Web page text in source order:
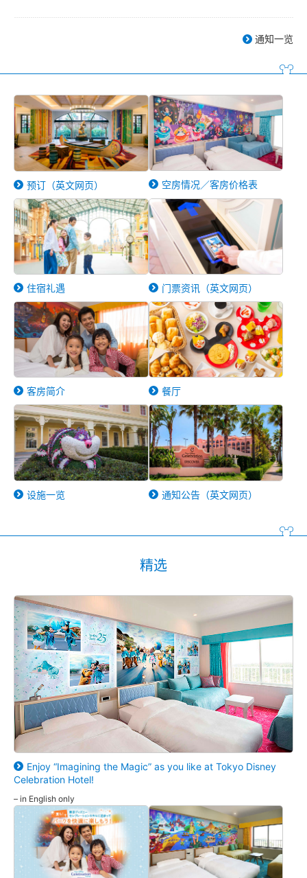
通知一览
预订（英文网页） 空房情况／客房价格表
住宿礼遇 门票资讯（英文网页）
客房简介 餐厅
设施一览 通知公告（英文网页）
精选
Enjoy “Imagining the Magic” as you like at Tokyo Disney
Celebration Hotel!
– in English only